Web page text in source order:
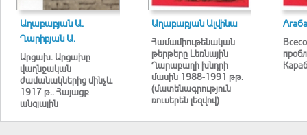
Աղաբաբյան Ա.
Ղարիբյան Ա.
Արցախ. Արցախը
վաղնջական
ժամանակներից մինչև
1917 թ.. Հայացք
անցյալին
Աղաբաբյան Ալվինա
Համամիութենական
թերթերը Լեռնային
Ղարաբաղի խնդրի
մասին 1988-1991 թթ.
(մատենագրություն
ռուսերեն լեզվով)